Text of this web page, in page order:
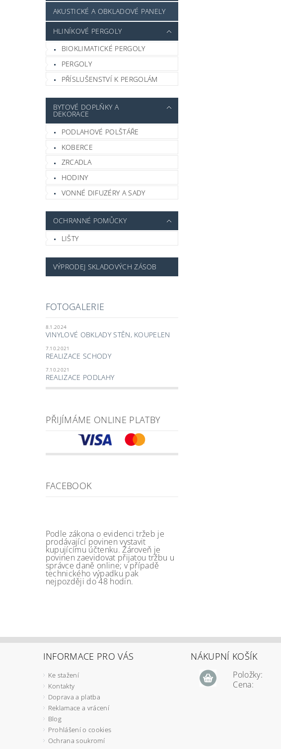
AKUSTICKÉ A OBKLADOVÉ PANELY
HLINÍKOVÉ PERGOLY
BIOKLIMATICKÉ PERGOLY
PERGOLY
PŘÍSLUŠENSTVÍ K PERGOLÁM
BYTOVÉ DOPLŇKY A
DEKORACE
PODLAHOVÉ POLŠTÁŘE
KOBERCE
ZRCADLA
HODINY
VONNÉ DIFUZÉRY A SADY
OCHRANNÉ POMŮCKY
LIŠTY
VÝPRODEJ SKLADOVÝCH ZÁSOB
FOTOGALERIE
8.1.2024
VINYLOVÉ OBKLADY STĚN, KOUPELEN
7.10.2021
REALIZACE SCHODY
7.10.2021
REALIZACE PODLAHY
PŘIJÍMÁME ONLINE PLATBY
FACEBOOK
Podle zákona o evidenci tržeb je
prodávající povinen vystavit
kupujícímu účtenku. Zároveň je
povinen zaevidovat přijatou tržbu u
správce daně online; v případě
technického výpadku pak
nejpozději do 48 hodin.
INFORMACE PRO VÁS
Ke stažení
Kontakty
Doprava a platba
Reklamace a vrácení
Blog
Prohlášení o cookies
Ochrana soukromí
NÁKUPNÍ KOŠÍK
Položky:
Cena: